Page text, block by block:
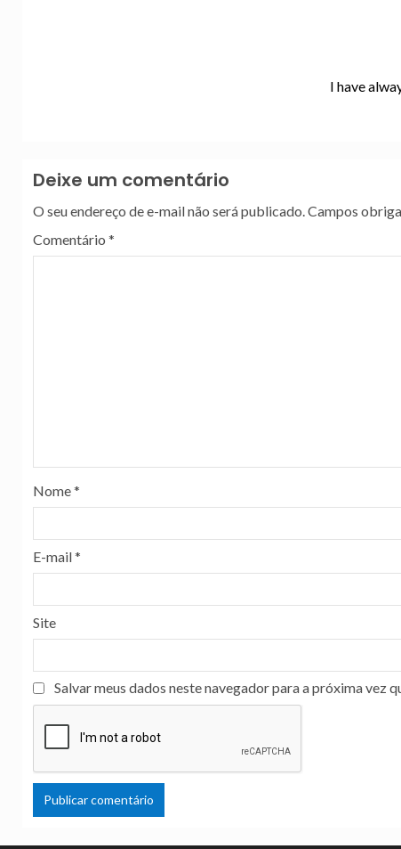
I have
Deixe um comentário
O seu endereço de e-mail não será publicado.Campos
Comentário *
Nome*
E-mail*
Site
Salvar meus dados neste navegador para a próxima vez